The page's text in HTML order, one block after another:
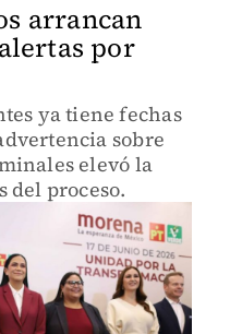
arrancan
por
ya tiene fechas
sobre
elevó la
del proceso.